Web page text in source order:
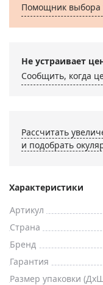
Помощник выбора
Не устраивает
Сообщить, когда
Рассчитать
и подобрать
Характеристики
Артикул
Страна
Бренд
Гарантия
Размер упаковки